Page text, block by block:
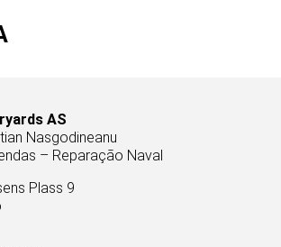
AS
Nasgodineanu
– Reparação Naval
Plass 9